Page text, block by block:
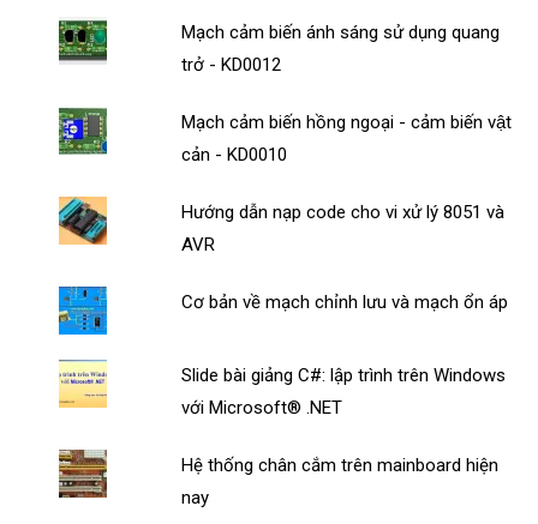
Mạch cảm biến ánh sáng sử dụng quang
trở - KD0012
Mạch cảm biến hồng ngoại - cảm biến vật
cản - KD0010
Hướng dẫn nạp code cho vi xử lý 8051 và
AVR
Cơ bản về mạch chỉnh lưu và mạch ổn áp
Slide bài giảng C#: lập trình trên Windows
với Microsoft® .NET
Hệ thống chân cắm trên mainboard hiện
nay